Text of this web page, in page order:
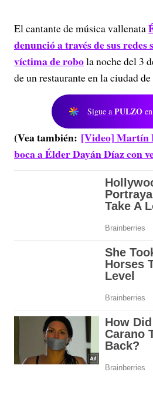
El cantante de música vallenata
denunció a través de sus redes
víctima de robola noche del 3
de un restaurante en la ciudad
Sigue a PULZO en
(Vea también: [Video] Martín
boca a Élder Dayán Díaz con